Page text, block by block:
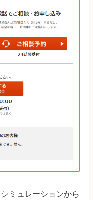
ミュレーションから